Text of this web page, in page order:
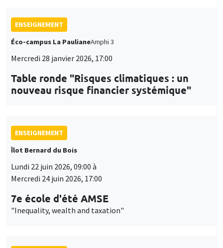
ENSEIGNEMENT
Éco-campus La PaulianeAmphi 3
Mercredi 28 janvier 2026, 17:00
Table ronde "Risques climatiques : un
nouveau risque financier systémique"
ENSEIGNEMENT
Îlot Bernard du Bois
Lundi 22 juin 2026, 09:00 à
Mercredi 24 juin 2026, 17:00
7e école d'été AMSE
"Inequality, wealth and taxation"